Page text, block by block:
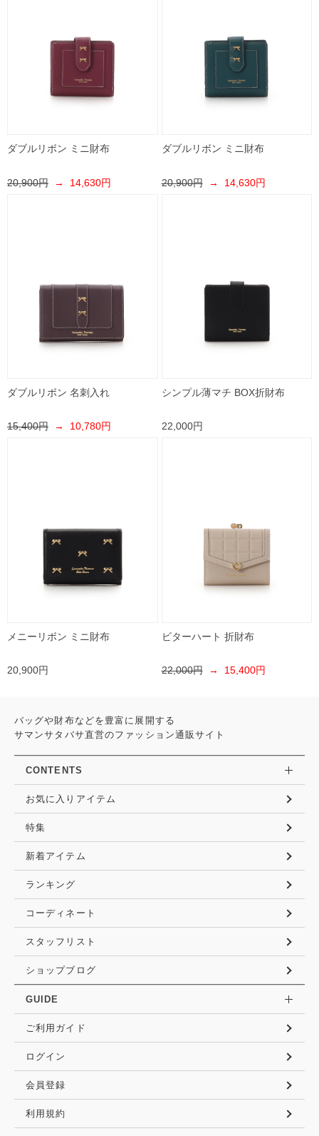
ダブルリボン ミニ財布
20,900円 → 14,630円
ダブルリボン ミニ財布
20,900円→ 14,630円
ダブルリボン 名刺入れ
15,400円 → 10,780円
シンプル薄マチ BOX折財布
22,000円
メニーリボン ミニ財布
20,900円
ビターハート 折財布
22,000円→ 15,400円
バッグや財布などを豊富に展開する
サマンサタバサ直営のファッション通販サイト
CONTENTS
お気に入りアイテム
特集
新着アイテム
ランキング
コーディネート
スタッフリスト
ショップブログ
GUIDE
ご利用ガイド
ログイン
会員登録
利用規約